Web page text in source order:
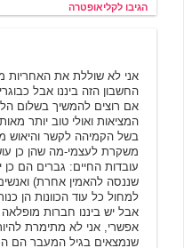
הגיבו לקליאופטרה
אני לא שוללת את האחריות
החשבון הזה ביננו אבל
אם רוצים להמשיך בשלום
המציאות ואולי טוב יותר
בשל הקמיהה לקשר והיאוש
משקרת לעצמי-מה שהן כן
עובדות החיים: גברים הם כן
שננסה להאמין אחרת)
למחול כל עוד הכוונות הן
אבל יש ביננו חברות
אפשרי, אני לא מתימרת
שנמצאים בגיל המעבר הם